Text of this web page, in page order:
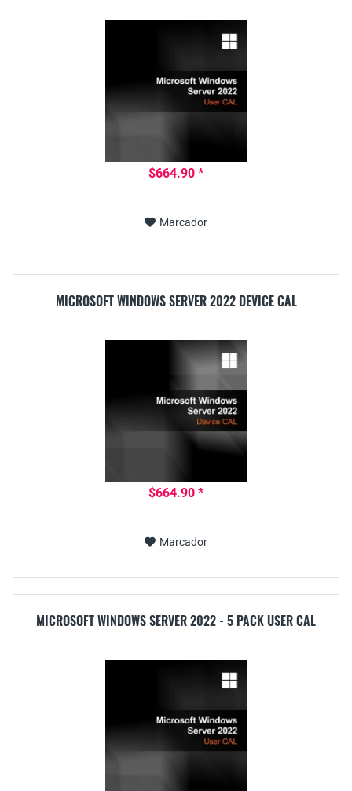
$664.90 *
Marcador
MICROSOFT WINDOWS SERVER 2022 DEVICE CAL
$664.90 *
Marcador
MICROSOFT WINDOWS SERVER 2022 - 5 PACK USER CAL